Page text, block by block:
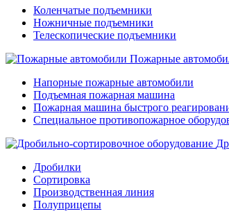
Коленчатые подъемники
Ножничные подъемники
Телескопические подъемники
Пожарные
Напорные пожарные автомобили
Подъемная пожарная машина
Пожарная машина быстрого
Специальное противопожарное
Дробилки
Сортировка
Производственная линия
Полуприцепы